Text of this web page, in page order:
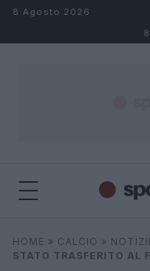
Salta al contenuto
8 Agosto 2026
Cerca
HOME » CALCIO »
STATO TRASFERITO AL